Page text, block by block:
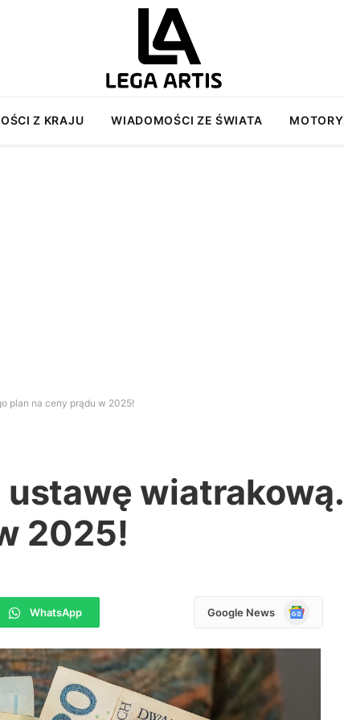
Z KRAJU WIADOMOŚCI ZE ŚWIATA
plan na ceny prądu w 2025!
2025!
WhatsApp Google News
Google